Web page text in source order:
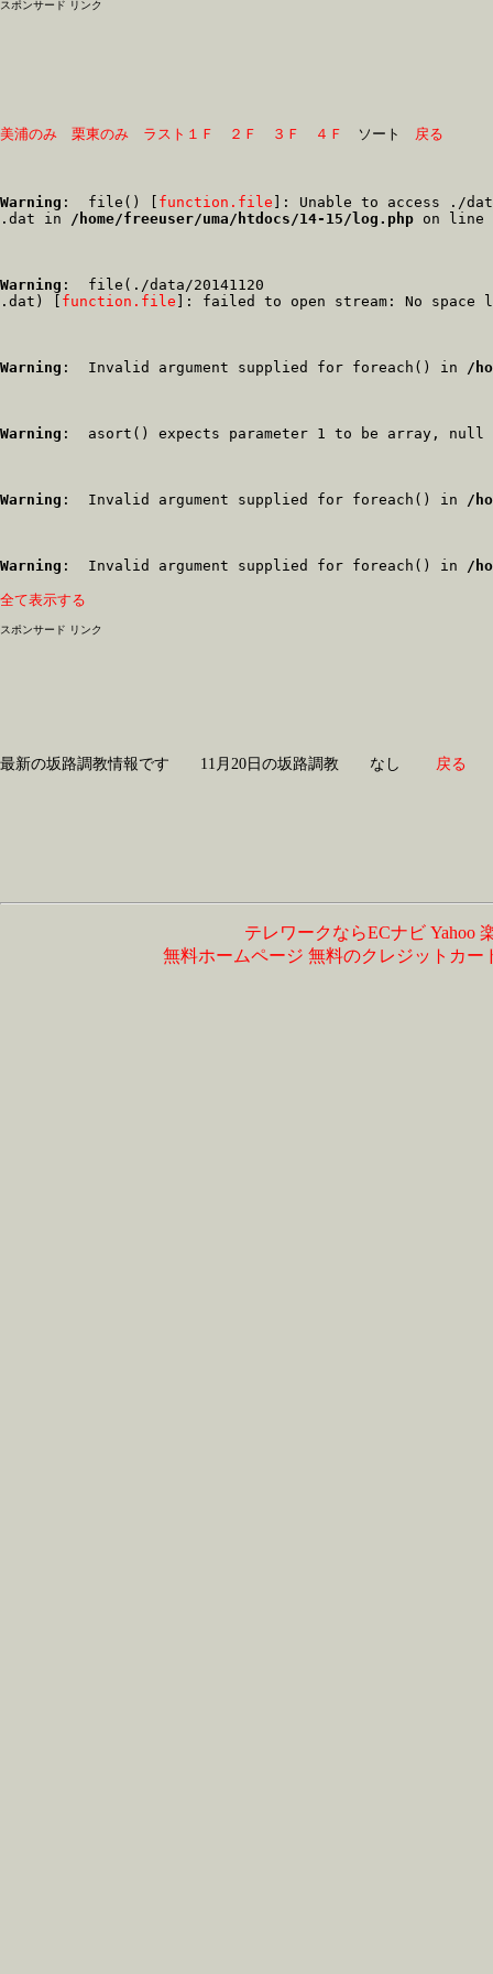
スポンサード リンク
美浦のみ 栗東のみ ラスト１Ｆ ２Ｆ ３Ｆ ４Ｆ ソート 戻る
Warning :  file() [ function.file ]: Unable to access ./
.dat in /home/freeuser/uma/htdocs/14-15/log.php on line
Warning :  file(./data/20141120
.dat) [ function.file ]: failed to open stream: No
Warning :  Invalid argument supplied for foreach() in /
Warning :  asort() expects parameter 1 to be array,
Warning :  Invalid argument supplied for foreach() in /
Warning :  Invalid argument supplied for foreach() in /
全て表示する
スポンサード リンク
最新の坂路調教情報です 11月20日の坂路調教 なし 戻る
テレワークならECナビ Yahoo
無料ホームページ 無料のクレジットカー